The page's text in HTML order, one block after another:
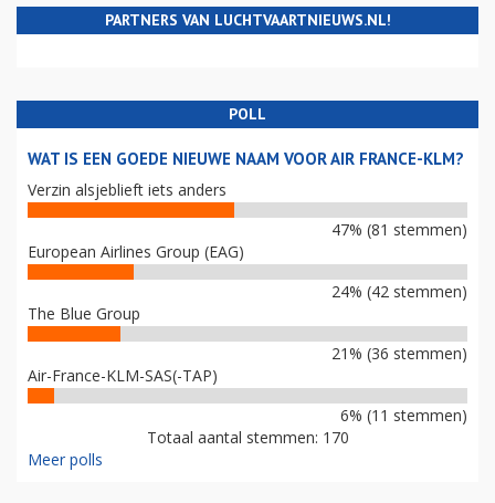
PARTNERS VAN LUCHTVAARTNIEUWS.NL!
POLL
WAT IS EEN GOEDE NIEUWE NAAM VOOR AIR FRANCE-KLM?
Verzin alsjeblieft iets anders
47% (81 stemmen)
European Airlines Group (EAG)
24% (42 stemmen)
The Blue Group
21% (36 stemmen)
Air-France-KLM-SAS(-TAP)
6% (11 stemmen)
Totaal aantal stemmen: 170
Meer polls